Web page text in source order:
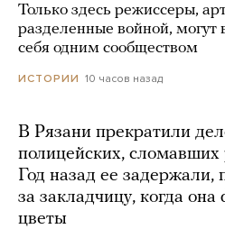
Только здесь режиссеры,
разделенные войной, могут
себя одним сообществом
ИСТОРИИ 10 часов назад
В Рязани прекратили
полицейских, сломавших
Год назад ее задержали,
за закладчицу, когда
цветы